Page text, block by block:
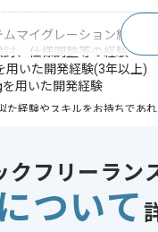
ムマイグレーション経験
討、仕様調整等の経験
用いた開発経験(3年以上)
を用いた開発経験
た経験やスキルをお持ちであ
Linux
システム開発
クフリーラン
ついて